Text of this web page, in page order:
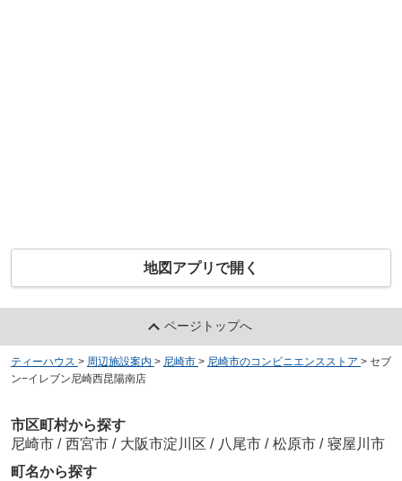
地図アプリで開く
ページトップへ
ティーハウス > 周辺施設案内 > 尼崎市 > 尼崎市のコンビニエンスストア > セブ
ン−イレブン尼崎西昆陽南店
市区町村から探す
尼崎市 / 西宮市 / 大阪市淀川区 / 八尾市 / 松原市 / 寝屋川市
町名から探す